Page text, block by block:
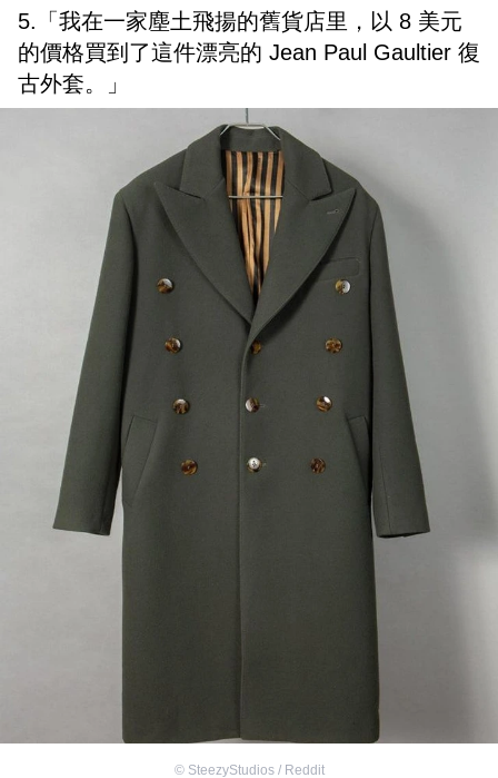
5.「我在一家塵土飛揚的舊貨店里，以 8 美元
的價格買到了這件漂亮的 Jean Paul Gaultier 復
古外套。」
© SteezyStudios / Reddit